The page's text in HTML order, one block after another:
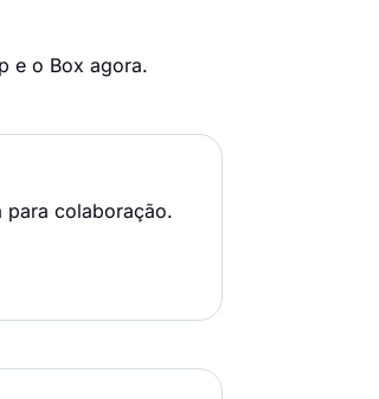
e o Box agora.
para colaboração.